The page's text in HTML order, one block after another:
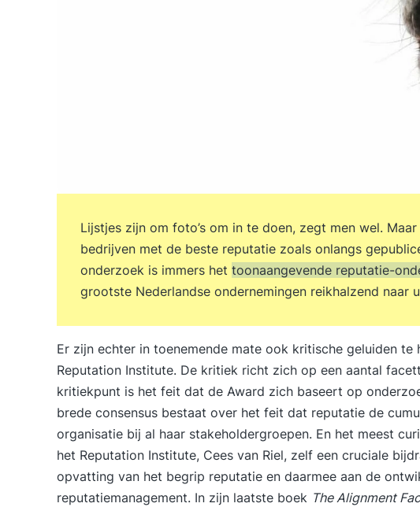
Lijstjes zijn om foto’s om in te doen, zegt men wel.
bedrijven met de beste reputatie zoals onlangs
onderzoek is immers het toonaangevende reputatie-
grootste Nederlandse ondernemingen reikhalzend naar
Er zijn echter in toenemende mate ook kritische geluiden
Reputation Institute. De kritiek richt zich op een aantal
kritiekpunt is het feit dat de Award zich baseert op
brede consensus bestaat over het feit dat reputatie de
organisatie bij al haar stakeholdergroepen. En het meest
het Reputation Institute, Cees van Riel, zelf een cruciale
opvatting van het begrip reputatie en daarmee aan de
reputatiemanagement. In zijn laatste boek The Alignment